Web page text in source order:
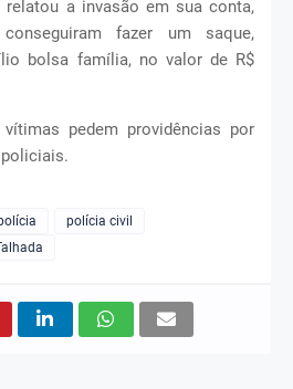
a invasão em sua conta,
fazer um saque,
bolsa família, no valor de R$
pedem providências por
polícia civil